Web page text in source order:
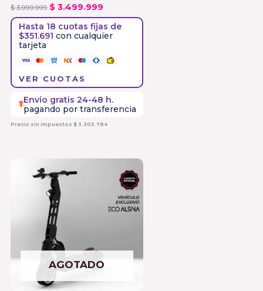
$3.999.999 $ 3.499.999
Hasta 18 cuotas fijas de
$351.691 con cualquier
tarjeta
VER CUOTAS
Envío gratis 24-48 h.
pagando por transferencia
Precio sin impuestos $3.305.784
AGOTADO